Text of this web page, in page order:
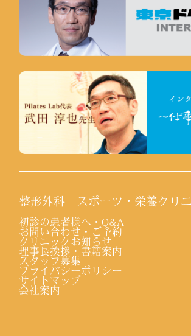
整形外科 スポーツ・栄養クリ
初診の患者様へ・Q&A
お問い合わせ・ご予約
クリニックお知らせ
理事長挨拶・書籍案内
スタッフ募集
プライバシーポリシー
サイトマップ
会社案内